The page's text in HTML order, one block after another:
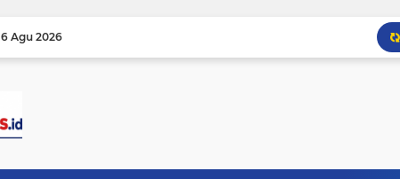
6 Agu 2026